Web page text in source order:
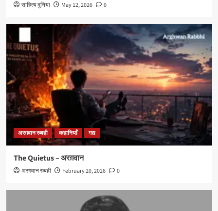
साहित्य दुनिया May 12, 2026 0
अरग़वान रब्बही कहानियाँ गद्य
The Quietus – अरग़वान
अरग़वान रब्बही February 20, 2026 0